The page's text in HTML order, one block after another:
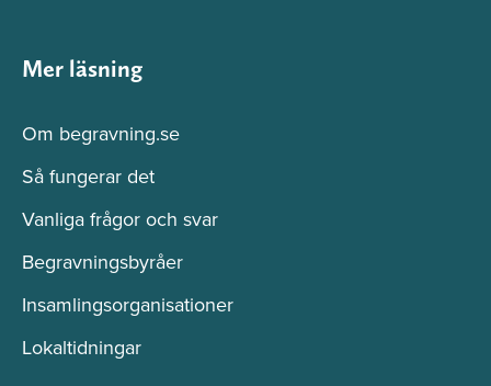
Mer läsning
Om begravning.se
Så fungerar det
Vanliga frågor och svar
Begravningsbyråer
Insamlingsorganisationer
Lokaltidningar